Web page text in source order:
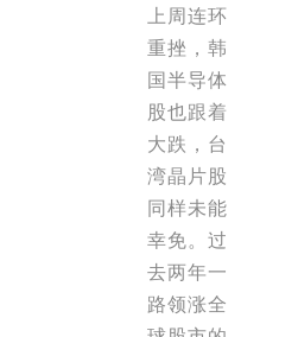
上周连环
重挫，韩
国半导体
股也跟着
大跌，台
湾晶片股
同样未能
幸免。过
去两年一
路领涨全